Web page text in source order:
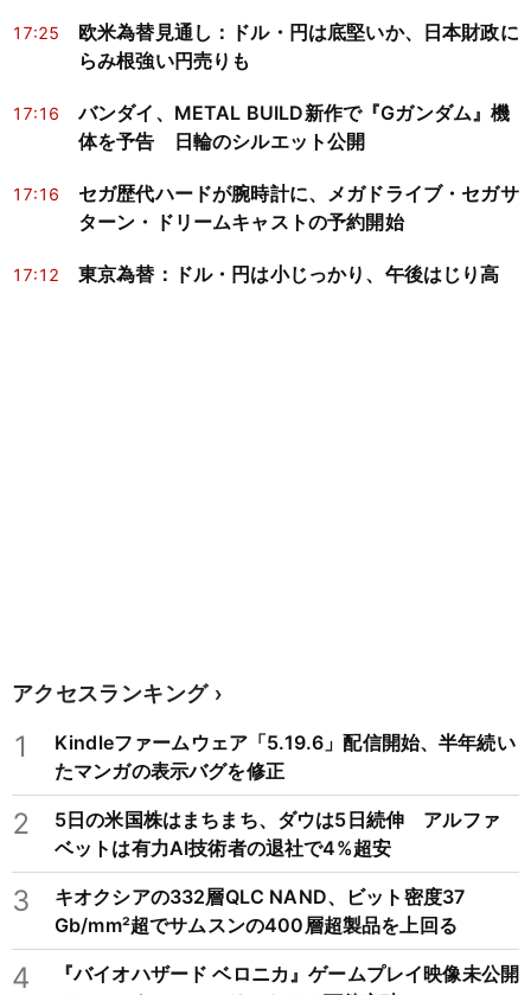
17:25
欧米為替見通し：ドル・円は底堅いか、日本財政に
らみ根強い円売りも
17:16
バンダイ、METAL BUILD新作で『Gガンダム』機
体を予告 日輪のシルエット公開
17:16
セガ歴代ハードが腕時計に、メガドライブ・セガサ
ターン・ドリームキャストの予約開始
17:12 東京為替：ドル・円は小じっかり、午後はじり高
アクセスランキング
1
Kindleファームウェア「5.19.6」配信開始、半年続い
たマンガの表示バグを修正
2
5日の米国株はまちまち、ダウは5日続伸 アルファ
ベットは有力AI技術者の退社で4%超安
3
キオクシアの332層QLC NAND、ビット密度37
Gb/mm²超でサムスンの400層超製品を上回る
4
『バイオハザード ベロニカ』ゲームプレイ映像未公開